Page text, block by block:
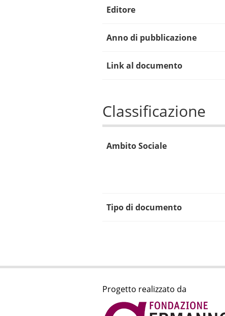
Editore
Anno di pubblicazione
Link al documento
Classificazione
Ambito Sociale
Tipo di documento
Progetto realizzato da